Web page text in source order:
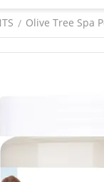
/ Olive Tree Spa